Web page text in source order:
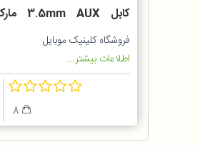
UPA04
فروشگاه کلینیک موبایل
اطلاعات بیشتر...